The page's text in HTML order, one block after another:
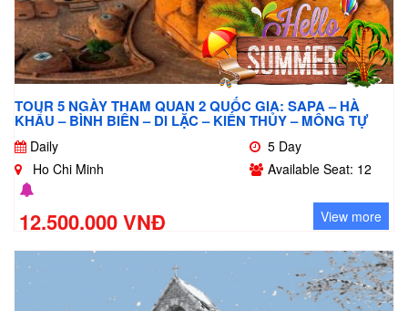
TOUR 5 NGÀY THAM QUAN 2 QUỐC GIA: SAPA – HÀ
KHẨU – BÌNH BIÊN – DI LẶC – KIẾN THỦY – MÔNG TỰ
Daily
5 Day
Ho Chi Minh
Available Seat: 12
12.500.000 VNĐ View more